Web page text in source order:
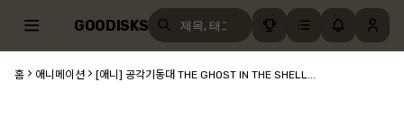
GOODISKS
홈 애니메이션 [애니] 공각기동대 THE GHOST IN THE SHELL...